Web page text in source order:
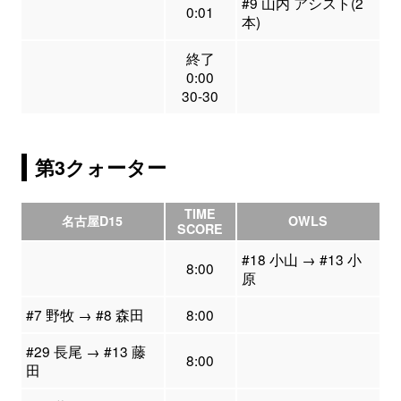
0:01
本)
終了
0:00
30-30
第3クォーター
名古屋D15
TIME
SCORE
OWLS
8:00
#18 小山 → #13 小
原
#7 野牧 → #8 森田
8:00
#29 長尾 → #13 藤
田
8:00